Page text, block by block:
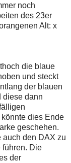
noch
des 23er
Alt: x
die blaue
und steckt
der blauen
diese dann
dies Ende
geschehen.
den DAX zu
führen. Die
der